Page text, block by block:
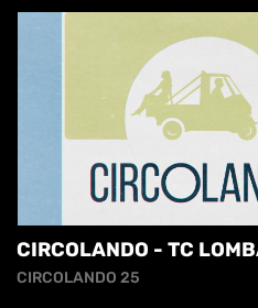
CIRCOLANDO - TC
CIRCOLANDO 25